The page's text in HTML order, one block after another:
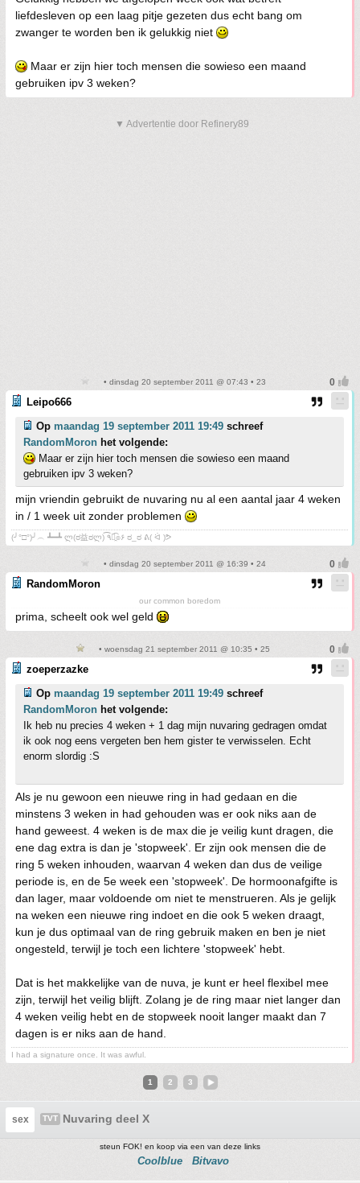
liefdesleven op een laag pitje gezeten dus echt bang om
zwanger te worden ben ik gelukkig niet
Maar er zijn hier toch mensen die sowieso een maand
gebruiken ipv 3 weken?
▼ Advertentie door Refinery89
• dinsdag 20 september 2011 @ 07:43 • 23
Leipo666
Op maandag 19 september 2011 19:49 schreef
RandomMoron het volgende:
Maar er zijn hier toch mensen die sowieso een maand
gebruiken ipv 3 weken?
mijn vriendin gebruikt de nuvaring nu al een aantal jaar 4 weken
in / 1 week uit zonder problemen
(╯°□°)╯︵ ┻━┻ ლ(ಠ益ಠლ) ٩͡๏̯͡๏۶ ಠ_ಠ ᕕ( ᐛ )ᕗ
• dinsdag 20 september 2011 @ 16:39 • 24
RandomMoron
our common boredom
prima, scheelt ook wel geld
• woensdag 21 september 2011 @ 10:35 • 25
zoeperzazke
Op maandag 19 september 2011 19:49 schreef
RandomMoron het volgende:
Ik heb nu precies 4 weken + 1 dag mijn nuvaring gedragen omdat
ik ook nog eens vergeten ben hem gister te verwisselen. Echt
enorm slordig :S
Als je nu gewoon een nieuwe ring in had gedaan en die
minstens 3 weken in had gehouden was er ook niks aan de
hand geweest. 4 weken is de max die je veilig kunt dragen, die
ene dag extra is dan je 'stopweek'. Er zijn ook mensen die de
ring 5 weken inhouden, waarvan 4 weken dan dus de veilige
periode is, en de 5e week een 'stopweek'. De hormoonafgifte is
dan lager, maar voldoende om niet te menstrueren. Als je gelijk
na weken een nieuwe ring indoet en die ook 5 weken draagt,
kun je dus optimaal van de ring gebruik maken en ben je niet
ongesteld, terwijl je toch een lichtere 'stopweek' hebt.
Dat is het makkelijke van de nuva, je kunt er heel flexibel mee
zijn, terwijl het veilig blijft. Zolang je de ring maar niet langer dan
4 weken veilig hebt en de stopweek nooit langer maakt dan 7
dagen is er niks aan de hand.
I had a signature once. It was awful.
1 2 3
sex TVT Nuvaring deel X
steun FOK! en koop via een van deze links
Coolblue Bitvavo